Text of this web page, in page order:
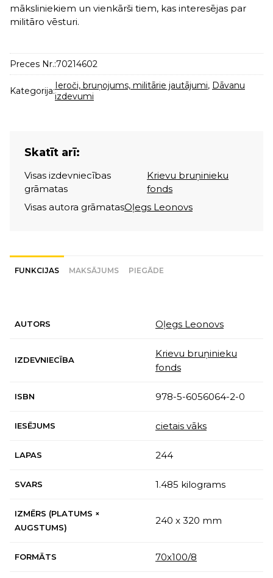
māksliniekiem un vienkārši tiem, kas interesējas par
militāro vēsturi.
Preces Nr.:70214602
Kategorija:Ieroči, bruņojums, militārie jautājumi, Dāvanu
izdevumi
Skatīt arī:
Visas izdevniecības
grāmatas
Krievu bruņinieku
fonds
Visas autora grāmatasOļegs Leonovs
FUNKCIJAS MAKSĀJUMS PIEGĀDE
AUTORS Oļegs Leonovs
IZDEVNIECĪBA
Krievu bruņinieku
fonds
ISBN 978-5-6056064-2-0
IESĒJUMS cietais vāks
LAPAS 244
SVARS 1.485 kilograms
IZMĒRS (PLATUMS ×
AUGSTUMS)
240 x 320 mm
FORMĀTS 70х100/8